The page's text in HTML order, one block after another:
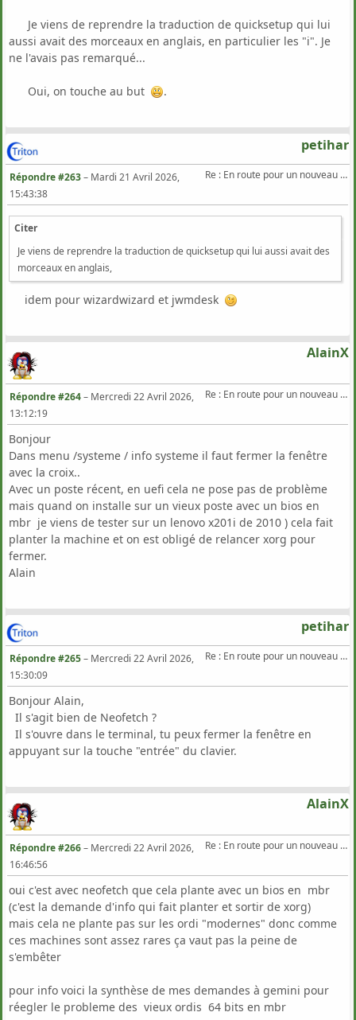
Je viens de reprendre la traduction de quicksetup qui lui
aussi avait des morceaux en anglais, en particulier les "i". Je
ne l'avais pas remarqué...
Oui, on touche au but .
petihar
Re : En route pour un nouveau Triton .
Répondre #263– Mardi 21 Avril 2026,
15:43:38
Citer
Je viens de reprendre la traduction de quicksetup qui lui aussi avait des
morceaux en anglais,
idem pour wizardwizard et jwmdesk
AlainX
Re : En route pour un nouveau Triton .
Répondre #264– Mercredi 22 Avril 2026,
13:12:19
Bonjour
Dans menu /systeme / info systeme il faut fermer la fenêtre
avec la croix..
Avec un poste récent, en uefi cela ne pose pas de problème
mais quand on installe sur un vieux poste avec un bios en
mbr je viens de tester sur un lenovo x201i de 2010 ) cela fait
planter la machine et on est obligé de relancer xorg pour
fermer.
Alain
petihar
Re : En route pour un nouveau Triton .
Répondre #265– Mercredi 22 Avril 2026,
15:30:09
Bonjour Alain,
Il s'agit bien de Neofetch ?
Il s'ouvre dans le terminal, tu peux fermer la fenêtre en
appuyant sur la touche "entrée" du clavier.
AlainX
Re : En route pour un nouveau Triton .
Répondre #266– Mercredi 22 Avril 2026,
16:46:56
oui c'est avec neofetch que cela plante avec un bios en mbr
(c'est la demande d'info qui fait planter et sortir de xorg)
mais cela ne plante pas sur les ordi "modernes" donc comme
ces machines sont assez rares ça vaut pas la peine de
s'embêter
pour info voici la synthèse de mes demandes à gemini pour
réegler le probleme des vieux ordis 64 bits en mbr